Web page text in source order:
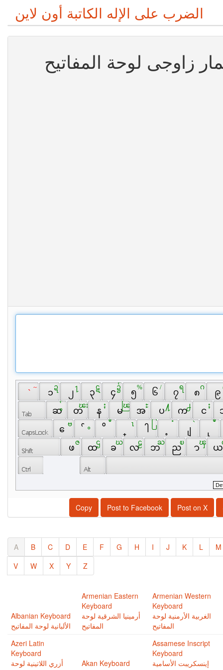
الضرب على الإله الكاتبة أون لاين
زاوجى لوحة المفاتيح
`
~
၁
ဍ
၂
႑
၃
ဋ
၄
၌
၅
%
၆
/
၇
ရ
၈
ဂ
၉
ဆ တ
ၽႊ
န
ႏ
မ
ၽြ
အ
ႊ
ပ
႔
က
႕
င
ႈ
ေ
ဗ
ိ
ီ ၤ ံ
ျ
ဲ ဳ
ဖ
ဇ
ထ
ဌ
ခ
ဃ
လ
ဠ
ဘ
ႀ
ည
ၿ
ာ
ၾ
Copy Post to Facebook Post on X
A B C D E F G H I J K L
M
V
W X Y Z
Albanian Keyboard
الألبانية لوحة المفاتيح
Armenian Eastern
Keyboard
أرمينيا الشرقية لوحة
المفاتيح
Armenian Western
Keyboard
الغربية اﻷرمنية لوحة
المفاتيح
Azeri Latin
Keyboard
أزري اللاتينية لوحة
Akan Keyboard
Assamese Inscript
Keyboard
إينسكريبت اﻷسامية